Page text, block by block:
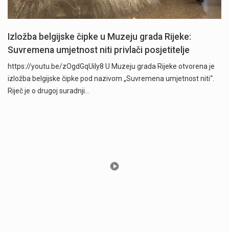
Izložba belgijske čipke u Muzeju grada Rijeke:
Suvremena umjetnost niti privlači posjetitelje
https://youtu.be/zOgdGqUily8 U Muzeju grada Rijeke otvorena je
izložba belgijske čipke pod nazivom „Suvremena umjetnost niti“.
Riječ je o drugoj suradnji…